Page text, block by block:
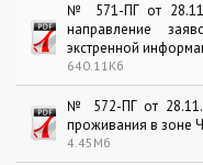
№ 571-ПГ от
направление
экстренной
640.11Кб
№ 572-ПГ от
проживания в зоне
4.45Мб